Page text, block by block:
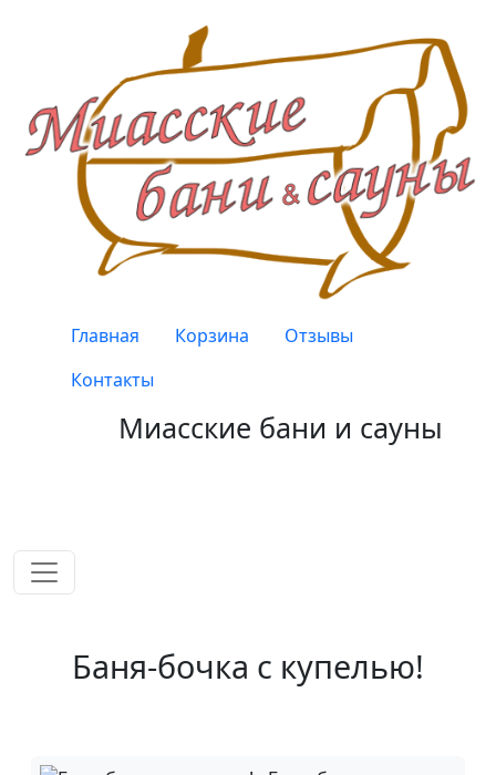
Верхнее меню
Главная Корзина
Отзывы
Контакты
Миасские бани и сауны
Баня-бочка с купелью!